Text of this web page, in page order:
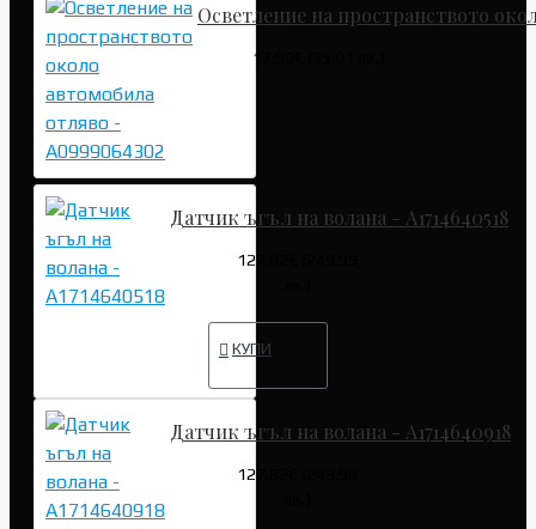
Осветление на пространството
17.90€ (35.01 лв.)
Датчик ъгъл на волана - A1714640518
127.82€ (249.99
КУПИ
Датчик ъгъл на волана - A1714640918
127.82€ (249.99